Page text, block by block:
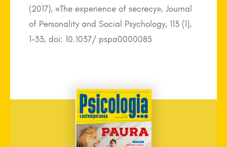
(2017), «The experience of secrecy», Journal
of Personality and Social Psychology, 113 (1),
1-33, doi: 10.1037/ pspa0000085